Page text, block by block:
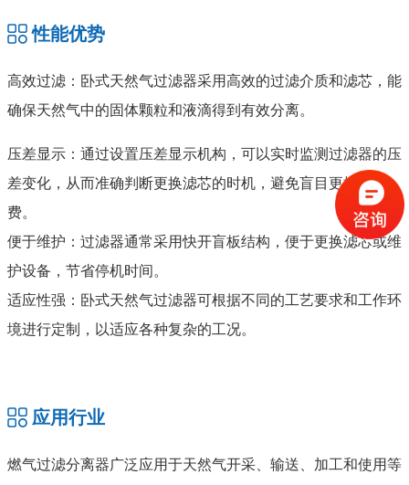
性能优势
高效过滤：卧式天然气过滤器采用高效的过滤介质和滤芯，能
确保天然气中的固体颗粒和液滴得到有效分离。
压差显示：通过设置压差显示机构，可以实时监测过滤器的压
差变化，从而准确判断更换滤芯的时机，避免盲目更换和浪
费。
便于维护：过滤器通常采用快开盲板结构，便于更换滤芯或维
护设备，节省停机时间。
适应性强：卧式天然气过滤器可根据不同的工艺要求和工作环
境进行定制，以适应各种复杂的工况。
应用行业
燃气过滤分离器广泛应用于天然气开采、输送、加工和使用等